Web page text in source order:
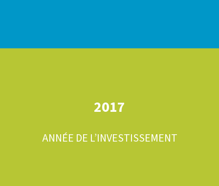
2017
ANNÉE DE L’INVESTISSEMENT